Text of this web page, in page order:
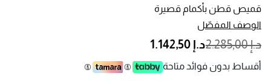
قميص قطن بأكمام قصيرة
الوصف المفصّل
PRICE REDUCED FROM
د.إ 2.285,00 TO
د.إ 1.142,50
أقساط بدون فوائد متاحة